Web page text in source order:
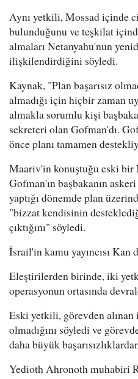
Aynı yetkili, Mossad içinde
bulunduğunu ve teşkilat
almaları Netanyahu'nun
ilişkilendirdiğini söyledi.
Kaynak, "Plan başarısız
almadığı için hiçbir zaman
almakla sorumlu kişi
sekreteri olan Gofman'dı.
önce planı tamamen
Maariv'in konuştuğu eski bir
Gofman'ın başbakanın
yaptığı dönemde plan
"bizzat kendisinin
çıktığını" söyledi.
İsrail'in kamu yayıncısı
Eleştirilerden birinde, iki
operasyonun ortasında
Eski yetkili, görevden
olmadığını söyledi ve
daha büyük
Yedioth Ahronoth muhabiri